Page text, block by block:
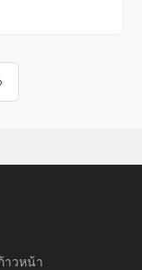
าวหน้า